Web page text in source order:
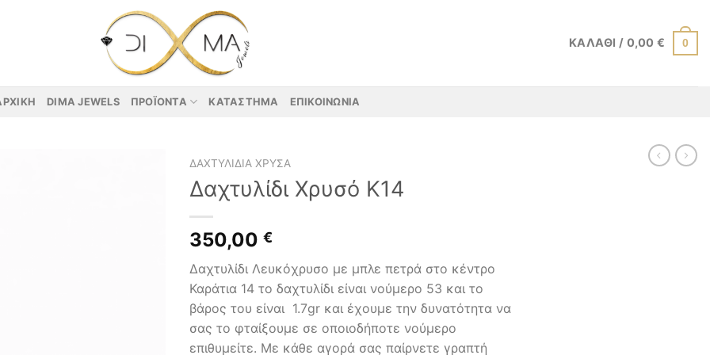
ΚΑΛΆΘΙ / 0,00€ 0
DIMA JEWELS ΠΡΟΪΌΝΤΑ ΚΑΤΆΣΤΗΜΑ ΕΠΙΚΟΙΝΩΝΊΑ
ΔΑΧΤΥΛΊΔΙΑ ΧΡΥΣΆ
Δαχτυλίδι Χρυσό Κ14
350,00 €
Δαχτυλίδι Λευκόχρυσο με μπλε πετρά στο κέντρο
Καράτια 14 το δαχτυλίδι είναι νούμερο 53 και το
βάρος του είναι 1.7gr και έχουμε την δυνατότητα να
σας το φταίξουμε σε οποιοδήποτε νούμερο
επιθυμείτε. Με κάθε αγορά σας παίρνετε γραπτή